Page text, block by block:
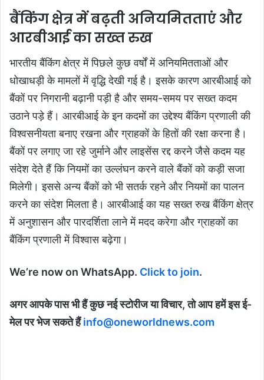
बैंकिंग क्षेत्र में बढ़ती अनियमितताएं और
आरबीआई का सख्त रुख
भारतीय बैंकिंग क्षेत्र में पिछले कुछ वर्षों में अनियमितताओं और
धोखाधड़ी के मामलों में वृद्धि देखी गई है। इसके कारण आरबीआई को
बैंकों पर निगरानी बढ़ानी पड़ी है और समय-समय पर सख्त कदम
उठाने पड़े हैं। आरबीआई के इन कदमों का उद्देश्य बैंकिंग प्रणाली की
विश्वसनीयता बनाए रखना और ग्राहकों के हितों की रक्षा करना है।
बैंकों पर लगाए जा रहे जुर्माने और लाइसेंस रद्द करने जैसे कदम यह
संदेश देते हैं कि नियमों का उल्लंघन करने वाले बैंकों को कड़ी सजा
मिलेगी। इससे अन्य बैंकों को भी सतर्क रहने और नियमों का पालन
करने का संदेश मिलता है। आरबीआई का यह सख्त रुख बैंकिंग क्षेत्र
में अनुशासन और पारदर्शिता लाने में मदद करेगा और ग्राहकों का
बैंकिंग प्रणाली में विश्वास बढ़ेगा।
We’re now on WhatsApp. Click to join.
अगर आपके पास भी हैं कुछ नई स्टोरीज या विचार, तो आप हमें इस ई-
मेल पर भेज सकते हैंinfo@oneworldnews.com